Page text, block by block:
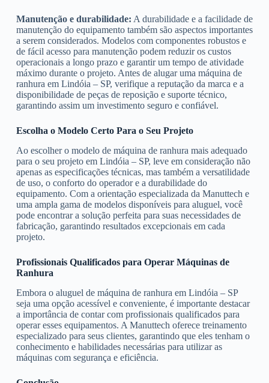
Manutenção e durabilidade: A durabilidade e a facilidade de
manutenção do equipamento também são aspectos importantes
a serem considerados. Modelos com componentes robustos e
de fácil acesso para manutenção podem reduzir os custos
operacionais a longo prazo e garantir um tempo de atividade
máximo durante o projeto. Antes de alugar uma máquina de
ranhura em Lindóia – SP, verifique a reputação da marca e a
disponibilidade de peças de reposição e suporte técnico,
garantindo assim um investimento seguro e confiável.
Escolha o Modelo Certo Para o Seu Projeto
Ao escolher o modelo de máquina de ranhura mais adequado
para o seu projeto em Lindóia – SP, leve em consideração não
apenas as especificações técnicas, mas também a versatilidade
de uso, o conforto do operador e a durabilidade do
equipamento. Com a orientação especializada da Manuttech e
uma ampla gama de modelos disponíveis para aluguel, você
pode encontrar a solução perfeita para suas necessidades de
fabricação, garantindo resultados excepcionais em cada
projeto.
Profissionais Qualificados para Operar Máquinas de
Ranhura
Embora o aluguel de máquina de ranhura em Lindóia – SP
seja uma opção acessível e conveniente, é importante destacar
a importância de contar com profissionais qualificados para
operar esses equipamentos. A Manuttech oferece treinamento
especializado para seus clientes, garantindo que eles tenham o
conhecimento e habilidades necessárias para utilizar as
máquinas com segurança e eficiência.